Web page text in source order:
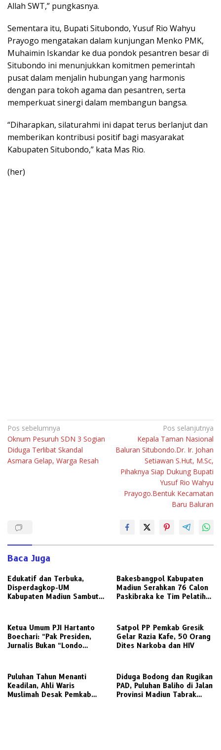
Allah SWT,” pungkasnya.
Sementara itu, Bupati Situbondo, Yusuf Rio Wahyu
Prayogo mengatakan dalam kunjungan Menko PMK,
Muhaimin Iskandar ke dua pondok pesantren besar di
Situbondo ini menunjukkan komitmen pemerintah
pusat dalam menjalin hubungan yang harmonis
dengan para tokoh agama dan pesantren, serta
memperkuat sinergi dalam membangun bangsa.
“Diharapkan, silaturahmi ini dapat terus berlanjut dan
memberikan kontribusi positif bagi masyarakat
Kabupaten Situbondo,” kata Mas Rio.
(her)
Navigasi
pos
Pos sebelumnya
Oknum Pesuruh SDN 3 Sogian
Diduga Terlibat Skandal
Asmara Gelap, Warga Resah
Pos selanjutnya
Kepala Taman Nasional
Baluran Situbondo.Dr. Ir. Johan
Setiawan S.Hut, M.Sc,
Pihaknya Siap Dukung Bupati
Yusuf Rio Wahyu
Prayogo.Bentuk Kecamatan
Baru Baluran
Baca Juga
Edukatif dan Terbuka,
Disperdagkop-UM
Kabupaten Madiun Sambut
Regulasi Koperasi
Bakesbangpol Kabupaten
Madiun Serahkan 76 Calon
Paskibraka ke Tim Pelatih
Ketua Umum PJI Hartanto
Boechari: “Pak Presiden,
Jurnalis Bukan “Londo
Satpol PP Pemkab Gresik
Gelar Razia Kafe, 50 Orang
Dites Narkoba dan HIV
‎Puluhan Tahun Menanti
Keadilan, Ahli Waris
Muslimah Desak Pemkab
Diduga Bodong dan Rugikan
PAD, Puluhan Baliho di Jalan
Provinsi Madiun Tabrak